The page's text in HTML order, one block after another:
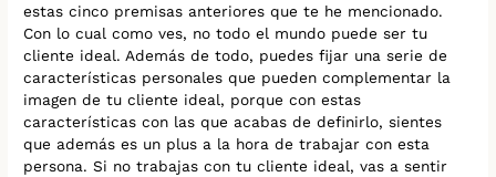
estas cinco premisas anteriores que te he mencionado.
Con lo cual como ves, no todo el mundo puede ser tu
cliente ideal. Además de todo, puedes fijar una serie de
características personales que pueden complementar la
imagen de tu cliente ideal, porque con estas
características con las que acabas de definirlo, sientes
que además es un plus a la hora de trabajar con esta
persona. Si no trabajas con tu cliente ideal, vas a sentir